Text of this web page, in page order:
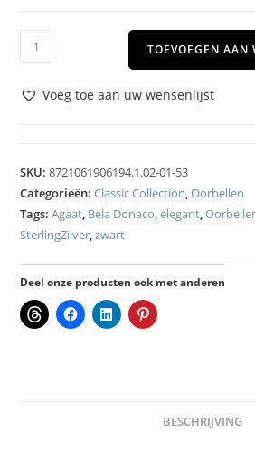
TOEVOEGEN AAN
Voeg toe aan uw wensenlijst
SKU:8721061906194.1.02-01-53
Categorieën:Classic Collection,Oorbellen
Tags:Agaat, Bela Donaco,elegant,
SterlingZilver,zwart
Deel onze producten ook met anderen
BESCHRIJVING